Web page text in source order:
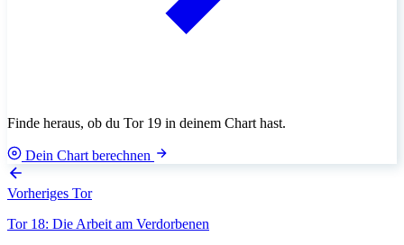
Finde heraus, ob du Tor 19 in deinem Chart hast.
Dein Chart berechnen
Vorheriges Tor
Tor 18: Die Arbeit am Verdorbenen